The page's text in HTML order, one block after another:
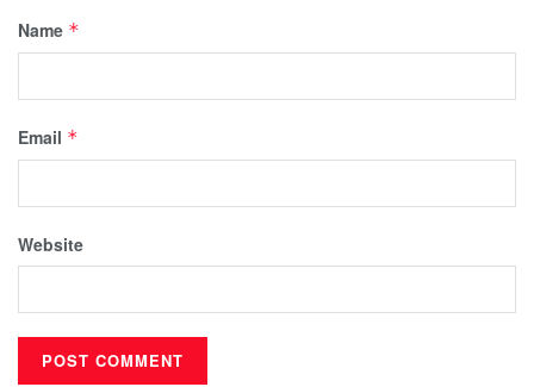
Name *
Email *
Website